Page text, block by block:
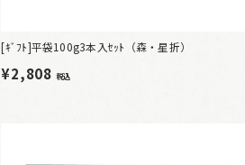
[ｷﾞﾌﾄ]平袋100g3本入ｾｯﾄ（森・星折）
¥2,808 税込